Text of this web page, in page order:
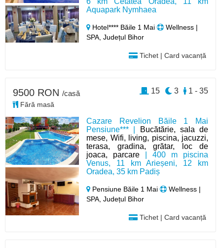
Aquapark Nymhaea
Hotel**** Băile 1 Mai
Wellness |
SPA, Județul Bihor
Tichet | Card vacanță
Cazare Revelion Băile 1 Mai
Pensiune*** |
Bucătărie, sala de
mese, Wifi, living, piscina, jacuzzi,
terasa, gradina, grătar, loc de
joaca, parcare | 400 m piscina
Venus, 11 km Arieșeni, 12 km
Oradea, 35 km Padiș
Pensiune Băile 1 Mai
Wellness |
SPA, Județul Bihor
Tichet | Card vacanță
9500 RON /casă
Fără masă
1 - 35
3
15